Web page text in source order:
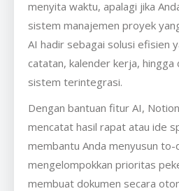
menyita waktu, apalagi jika
sistem manajemen proyek
AI hadir sebagai solusi efisien
catatan, kalender kerja, hingga
sistem terintegrasi.
Dengan bantuan fitur AI,
mencatat hasil rapat atau ide
membantu Anda menyusun to-
mengelompokkan prioritas
membuat dokumen secara